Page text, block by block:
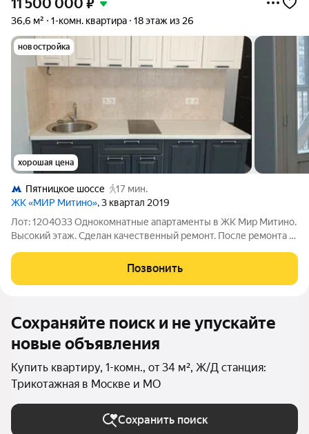
11 500 000 ₽
36,6 м² 1-комн. квартира 18 этаж из 26
новостройка
хорошая цена
Пятницкое шоссе
17 мин.
ЖК «МИР Митино», 3 квартал 2019
Лот: 1204033 Однокомнатные апартаменты в ЖК Мир Митино.
Высокий этаж. Сделан качественный ремонт. После ремонта в
оснащен двумя пассажирскими и одним грузовым лифтом. На
территории имеется
Позвонить
Сохраняйте поиск и не упускайте
новые объявления
Купить квартиру, 1-комн., от 34 м², Ж/Д станция:
Трикотажная в Москве и МО
Сохранить поиск